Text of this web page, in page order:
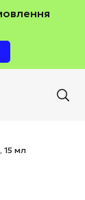
15 мл